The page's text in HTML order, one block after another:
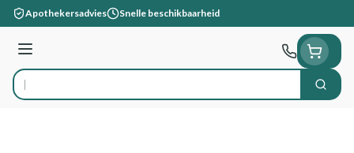
Ga naar de inhoud
Apothekersadvies Snelle beschikbaarheid
Menu
Product, merk, categorie... Zoek